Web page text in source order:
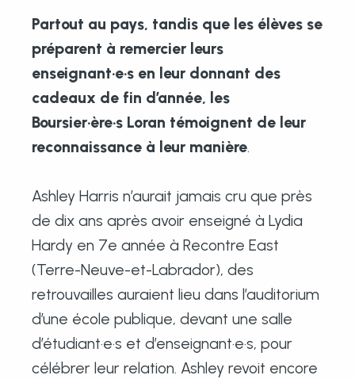
Partout au pays, tandis que les élèves se
préparent à remercier leurs
enseignant·e·s en leur donnant des
cadeaux de fin d’année, les
Boursier·ère·s Loran témoignent de leur
reconnaissance à leur manière.
Ashley Harris n’aurait jamais cru que près
de dix ans après avoir enseigné à Lydia
Hardy en 7e année à Recontre East
(Terre-Neuve-et-Labrador), des
retrouvailles auraient lieu dans l’auditorium
d’une école publique, devant une salle
d’étudiant·e·s et d’enseignant·e·s, pour
célébrer leur relation. Ashley revoit encore